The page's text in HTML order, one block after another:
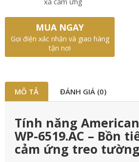
MUA NGAY
Gọi điện xác nhận và giao hàng
tận nơi
MÔ TẢ ĐÁNH GIÁ (0)
Tính năng
WP-6519.AC – Bồn
cảm ứng treo tường